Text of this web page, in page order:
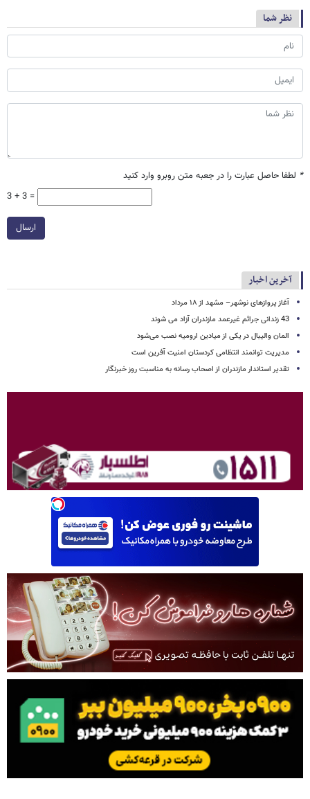
نظر شما
* لطفا حاصل عبارت را در جعبه متن روبرو وارد کنید
3 + 3 =
ارسال
آخرین اخبار
آغاز پروازهای نوشهر– مشهد از ۱۸ مرداد
43 زندانی جرائم غیرعمد مازندران آزاد می شوند
المان والیبال در یکی از میادین ارومیه نصب می‌شود
مدیریت توانمند انتظامی کردستان امنیت آفرین است
تقدیر استاندار مازندران از اصحاب رسانه به مناسبت روز خبرنگار